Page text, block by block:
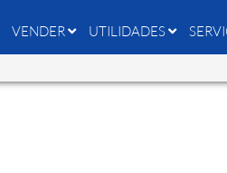
VENDER UTILIDADES